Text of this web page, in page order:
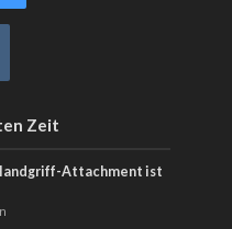
Zeit
Attachment ist